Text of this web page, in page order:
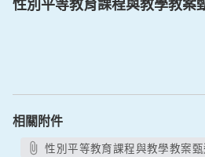
性別平等教育課程與教學教案
相關附件
性別平等教育課程與教學教案